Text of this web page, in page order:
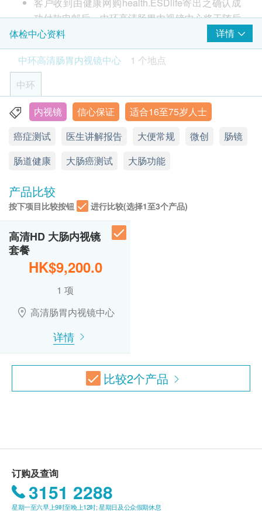
数个小时内回家。
此价目不包括瘜肉切除及活组织抽取之费用。客户将
检查後於本中心支付差额。客户可於本中心网站查看
价目表
*此项交易必须经医生评估是否适合进行。若经医生评
估后，客户并不适合进行内视镜检查，将需支付医生
诊症费用HKD500，余下差额将会退回。
高清肠胃内视镜中心以崭新科技为您提供一站式内视
镜服务。我们的内视镜团队由经验丰富、专业细心的
专科医生及护士组成，一系列无压力的内视镜检查服
务、尖端影像系统、周全设备与配套，尽是为您提供
一个安全、放松及舒适的检查环境。本中心遵从严格
专业指引，由卫生配套、药物剂量、无菌消毒、传染
防控等均以最高级别处理，并由医护人员确保程序的
完整与安全。此外，套餐式收费透明公开，让病人清
晰了解服务范畴与收费细明。
序，病人检查后可于休息室放松稍息，于数个小时内
回家。
所有内视镜套餐均包括静脉注射镇静剂费、活组织
功付款电邮后，中环高清肠胃内视镜中心将于随后
1-2个工作天办公时间内，致电客户预约检查的时
间及地点 (电话: 2130 3201)。
客户必须于预约当天出示身份证及打印订购确认信
本内视镜检查只适用于16岁至75岁人士。18岁以
下人士由家长或监护人陪同。
本内视镜检查有效期为2个月，客户必须于2个月内
（由确认付款日期起计）接受有关检查，逾期作
废。
订购一经确认，不设更改已订购的计划，转让给第
三者及／或退款。
本内视镜检查必须经医生评估是否适合进行。如医
生认为不适合进行内视镜检查，本中心将收取港币
$500作为医生诊症费，余额将退回客户。
内视镜检查最终价格以检查后结果（即检查过程中
所抽取瘜肉及活组织的数量）而定，客户将检查后
于本中心支付差额。
免责声明：
途。当阁下身体健康出现任何疾病征兆时，应立即
咨询有认可资格的医生，作出诊断及治疗。
本服务/产品由商户提供。生活易【健康网购
health.ESDlife】并没有经营或提供本服务/产品。
体检中心资料
详情
中环高清肠胃内视镜中心
1 个地点
中环
香港中环皇后大道中18号新世界大厦一座15楼1511室(中环
星期一至星期五：9:00a.m. – 6:00p.m.
星期六：9:00a.m. – 1:00p.m.
星期日及公众假期： 休息
电话: 2130 3201
Whatsapp: 5237 1875
内视镜 信心保证
适合16至75岁人士
癌症测试
医生讲解报告 大便常规 微创
肠镜
肠道健康
大肠癌测试 大肠功能
产品比较
按下项目比较按钮 进行比较(选择1至3个产品)
高清HD 大肠内视镜
套餐
HK$9,200.0
1 项
高清肠胃内视镜中心
详情
比较2个产品
订购及查询
3151 2288
星期一至六早上9时至晚上12时; 星期日及公众假期休息